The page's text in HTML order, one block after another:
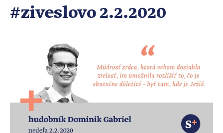
#ziveslovo 2.2.2020